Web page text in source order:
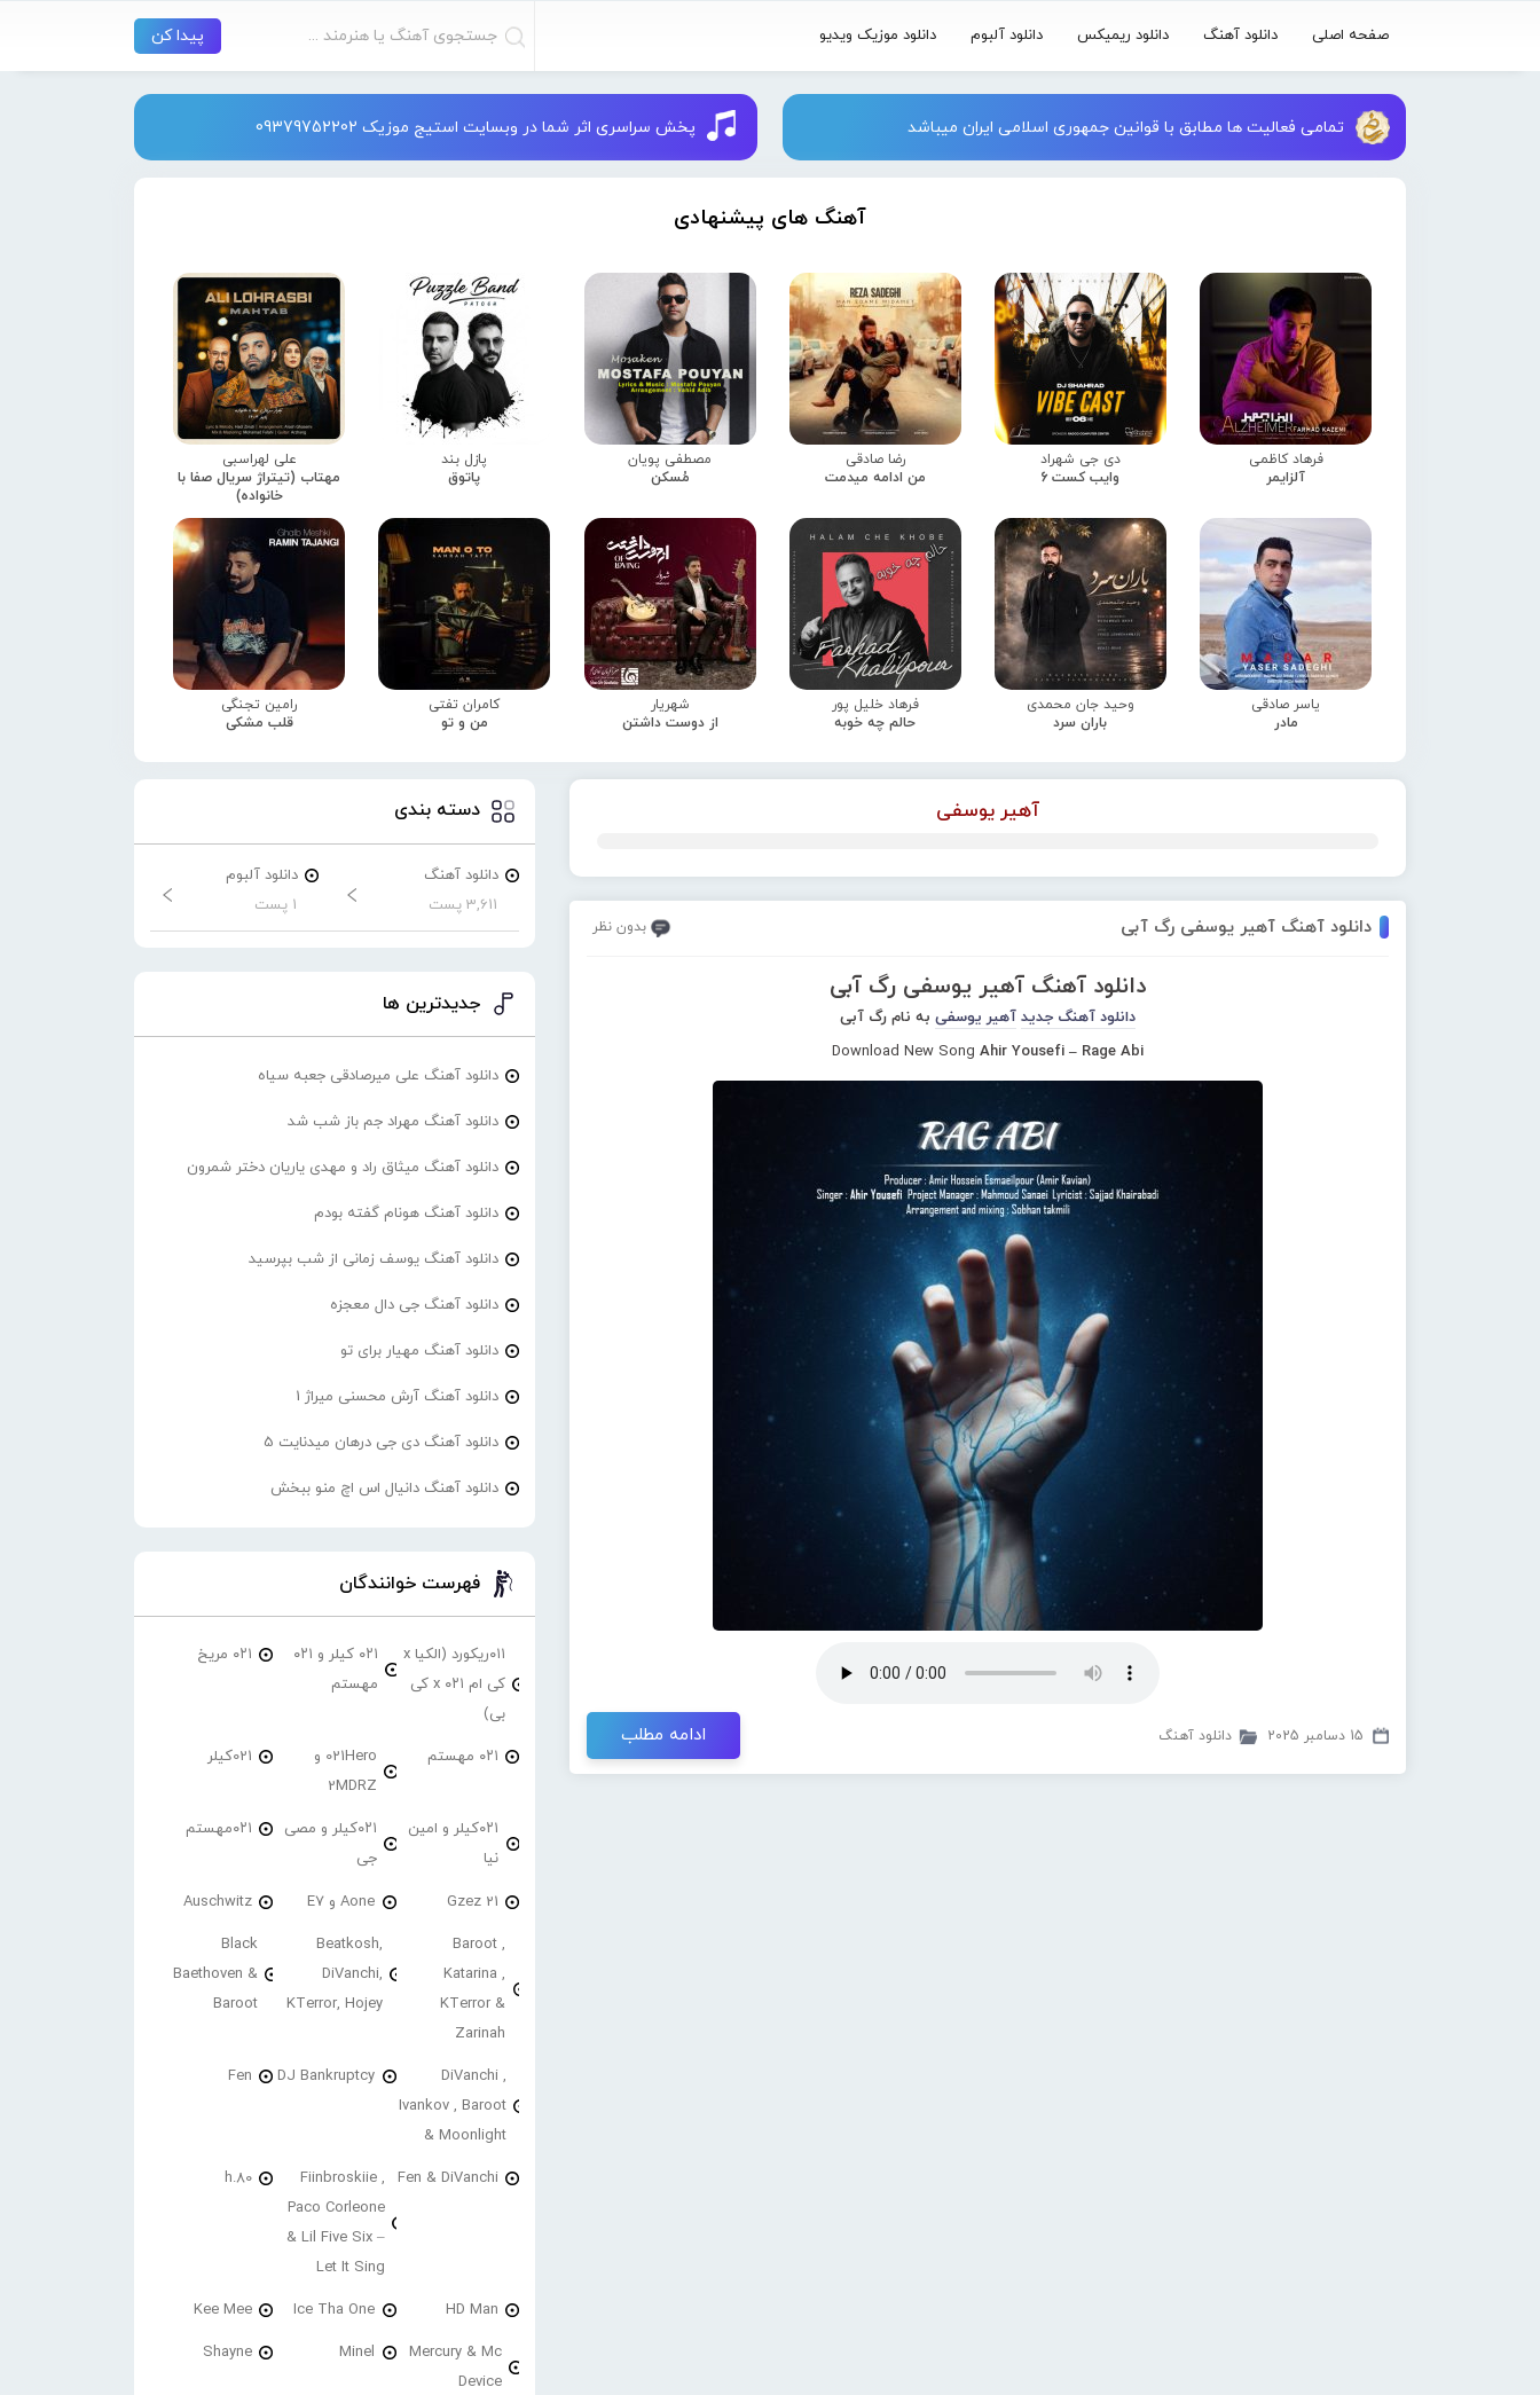
صفحه اصلی دانلود آهنگ دانلود ریمیکس دانلود آلبوم دانلود موزیک ویدیو
تمامی فعالیت ها مطابق با قوانین جمهوری اسلامی ایران میباشد پخش سراسری اثر شما در وبسایت استیج موزیک 09379752202
آهنگ های پیشنهادی
فرهاد کاظمی
آلزایمر
دی جی شهراد
وایب کست 6
رضا صادقی
من ادامه میدمت
مصطفی پویان
مُسکن
پازل بند
پاتوق
علی لهراسبی
مهتاب (تیتراژ سریال صفا با
خانواده)
یاسر صادقی
مادر
وحید جان محمدی
باران سرد
فرهاد خلیل پور
حالم چه خوبه
شهریار
از دوست داشتن
کامران تفتی
من و تو
رامین تجنگی
قلب مشکی
آهیر یوسفی
دانلود آهنگ آهیر یوسفی رگ آبی بدون نظر
دانلود آهنگ آهیر یوسفی رگ آبی
دانلود آهنگ جدید آهیر یوسفی به نام رگ آبی
Download New Song Ahir Yousefi – Rage Abi
15 دسامبر 2025 دانلود آهنگ ادامه مطلب
دسته بندی
دانلود آهنگ
3,611 پست
دانلود آلبوم
1 پست
جدیدترین ها
دانلود آهنگ علی میرصادقی جعبه سیاه
دانلود آهنگ مهراد جم باز شب شد
دانلود آهنگ میثاق راد و مهدی یاریان دختر شمرون
دانلود آهنگ هونام گفته بودم
دانلود آهنگ یوسف زمانی از شب بپرسید
دانلود آهنگ جی دال معجزه
دانلود آهنگ مهیار برای تو
دانلود آهنگ آرش محسنی میراژ 1
دانلود آهنگ دی جی درهان میدنایت 5
دانلود آهنگ دانیال اس اچ منو ببخش
فهرست خوانندگان
۰۱۱ریکورد (الکیا x
کی ام ۰۲۱ x کی
بی)
۰۲۱ کیلر و ۰۲۱
مهستم
۰۲۱ مریخ
۰۲۱ مهستم
021Hero و
2MDRZ
021کیلر
۰۲۱کیلر و امین
نیا
۰۲۱کیلر و مصی
جی
۰۲۱مهستم
21 Gzez Aone و E7 Auschwitz
Baroot ,
Katarina ,
KTerror &
Zarinah
Beatkosh,
DiVanchi,
KTerror, Hojey
Black
Baethoven &
Baroot
DiVanchi ,
Ivankov , Baroot
& Moonlight
DJ Bankruptcy
Fen
Fen & DiVanchi
Fiinbroskiie ,
Paco Corleone
& Lil Five Six –
Let It Sing
h.80
HD Man
Ice Tha One
Kee Mee
Mercury & Mc
Device
Minel
Shayne